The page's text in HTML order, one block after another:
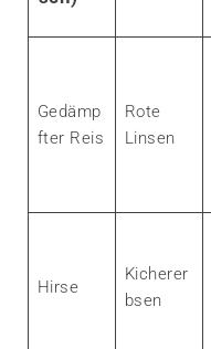
Gedämp
fter Reis
Rote
Linsen
Hirse
Kicherer
bsen